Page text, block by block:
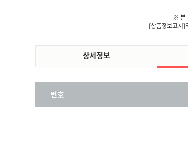
※ 본
[상품정보고시]
상세정보
번호